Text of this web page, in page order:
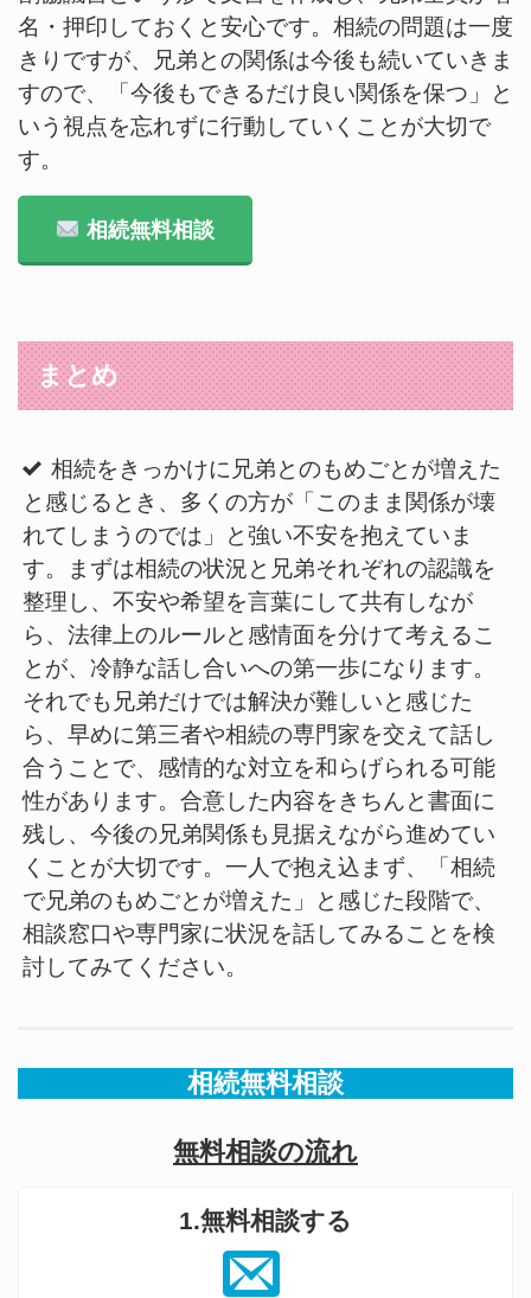
名・押印しておくと安心です。相続の問題は一度
きりですが、兄弟との関係は今後も続いていきま
すので、「今後もできるだけ良い関係を保つ」と
いう視点を忘れずに行動していくことが大切で
す。
相続無料相談
まとめ
相続をきっかけに兄弟とのもめごとが増えた
と感じるとき、多くの方が「このまま関係が壊
れてしまうのでは」と強い不安を抱えていま
す。まずは相続の状況と兄弟それぞれの認識を
整理し、不安や希望を言葉にして共有しなが
ら、法律上のルールと感情面を分けて考えるこ
とが、冷静な話し合いへの第一歩になります。
それでも兄弟だけでは解決が難しいと感じた
ら、早めに第三者や相続の専門家を交えて話し
合うことで、感情的な対立を和らげられる可能
性があります。合意した内容をきちんと書面に
残し、今後の兄弟関係も見据えながら進めてい
くことが大切です。一人で抱え込まず、「相続
で兄弟のもめごとが増えた」と感じた段階で、
相談窓口や専門家に状況を話してみることを検
討してみてください。
相続無料相談
無料相談の流れ
1.無料相談する